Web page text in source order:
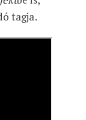
tagja.